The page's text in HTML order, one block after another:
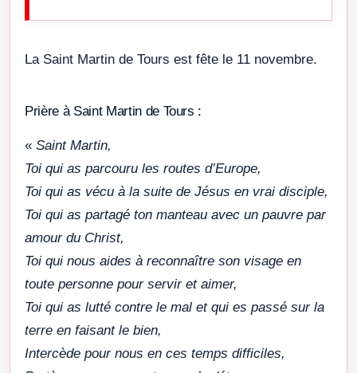
La Saint Martin de Tours est fête le 11 novembre.
Prière à Saint Martin de Tours :
« Saint Martin,
Toi qui as parcouru les routes d’Europe,
Toi qui as vécu à la suite de Jésus en vrai disciple,
Toi qui as partagé ton manteau avec un pauvre par
amour du Christ,
Toi qui nous aides à reconnaître son visage en
toute personne pour servir et aimer,
Toi qui as lutté contre le mal et qui es passé sur la
terre en faisant le bien,
Intercède pour nous en ces temps difficiles,